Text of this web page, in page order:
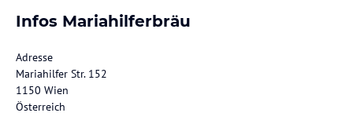
Infos Mariahilferbräu
Adresse
Mariahilfer Str. 152
1150 Wien
Österreich